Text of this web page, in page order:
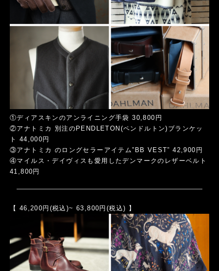
①ディアスキンのアンライニング手袋 30,800円
②アナトミカ 別注のPENDLETON(ペンドルトン)ブランケッ
ト 44,000円
③アナトミカ のロングセラーアイテム”BB VEST” 42,900円
④マイルス・デイヴィスも愛用したデンマークのレザーベルト
41,800円
【 46,200円(税込)~ 63,800円(税込) 】